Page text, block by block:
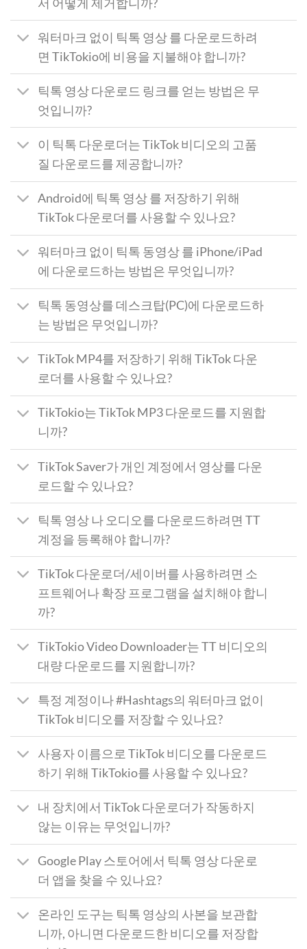
서 어떻게 제거합니까?
워터마크 없이 틱톡 영상 를 다운로드하려
면 TikTokio에 비용을 지불해야 합니까?
틱톡 영상 다운로드 링크를 얻는 방법은 무
엇입니까?
이 틱톡 다운로더는 TikTok 비디오의 고품
질 다운로드를 제공합니까?
Android에 틱톡 영상 를 저장하기 위해
TikTok 다운로더를 사용할 수 있나요?
워터마크 없이 틱톡 동영상 를 iPhone/iPad
에 다운로드하는 방법은 무엇입니까?
틱톡 동영상를 데스크탑(PC)에 다운로드하
는 방법은 무엇입니까?
TikTok MP4를 저장하기 위해 TikTok 다운
로더를 사용할 수 있나요?
TikTokio는 TikTok MP3 다운로드를 지원합
니까?
TikTok Saver가 개인 계정에서 영상를 다운
로드할 수 있나요?
틱톡 영상 나 오디오를 다운로드하려면 TT
계정을 등록해야 합니까?
TikTok 다운로더/세이버를 사용하려면 소
프트웨어나 확장 프로그램을 설치해야 합니
까?
TikTokio Video Downloader는 TT 비디오의
대량 다운로드를 지원합니까?
특정 계정이나 #Hashtags의 워터마크 없이
TikTok 비디오를 저장할 수 있나요?
사용자 이름으로 TikTok 비디오를 다운로드
하기 위해 TikTokio를 사용할 수 있나요?
내 장치에서 TikTok 다운로더가 작동하지
않는 이유는 무엇입니까?
Google Play 스토어에서 틱톡 영상 다운로
더 앱을 찾을 수 있나요?
온라인 도구는 틱톡 영상의 사본을 보관합
니까, 아니면 다운로드한 비디오를 저장합